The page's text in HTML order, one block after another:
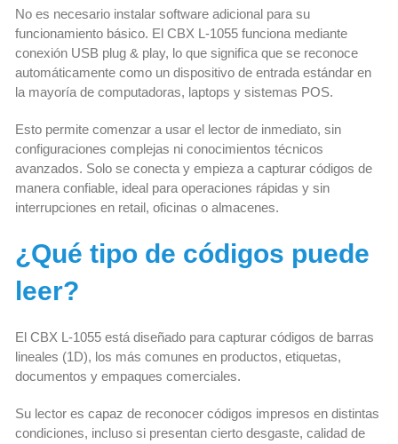
No es necesario instalar software adicional para su
funcionamiento básico. El CBX L-1055 funciona mediante
conexión USB plug & play, lo que significa que se reconoce
automáticamente como un dispositivo de entrada estándar en
la mayoría de computadoras, laptops y sistemas POS.
Esto permite comenzar a usar el lector de inmediato, sin
configuraciones complejas ni conocimientos técnicos
avanzados. Solo se conecta y empieza a capturar códigos de
manera confiable, ideal para operaciones rápidas y sin
interrupciones en retail, oficinas o almacenes.
¿Qué tipo de códigos puede
leer?
El CBX L-1055 está diseñado para capturar códigos de barras
lineales (1D), los más comunes en productos, etiquetas,
documentos y empaques comerciales.
Su lector es capaz de reconocer códigos impresos en distintas
condiciones, incluso si presentan cierto desgaste, calidad de